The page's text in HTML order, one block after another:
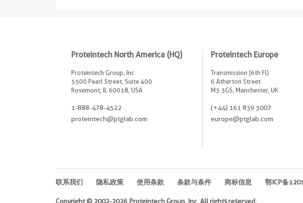
Proteintech North America (HQ)
Proteintech Group, Inc
5500 Pearl Street, Suite 400
Rosemont, IL 60018, USA
1-888-478-4522
proteintech@ptglab.com
Proteintech Europe
Transmission (6th Fl)
6 Atherton Street
M3 3GS, Manchester, UK
(+44) 161 839 3007
europe@ptglab.com
联系我们 隐私政策 使用条款 条款与条件 商标信息 鄂ICP备
Copyright © 2002-2026 Proteintech Group, Inc. All rights reserved.